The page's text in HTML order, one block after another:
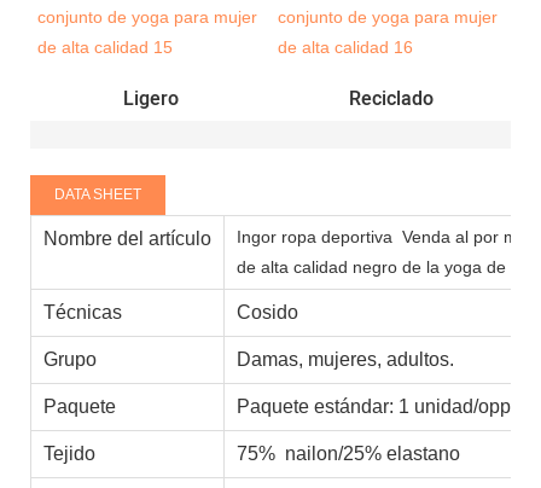
Ligero Reciclado
DATA SHEET
Nombre del artículo Ingor ropa deportiva Venda al por
de alta calidad negro de la yoga de las
Técnicas Cosido
Grupo Damas, mujeres, adultos.
Paquete Paquete estándar: 1 unidad/opp
Tejido 75% nailon/25% elastano